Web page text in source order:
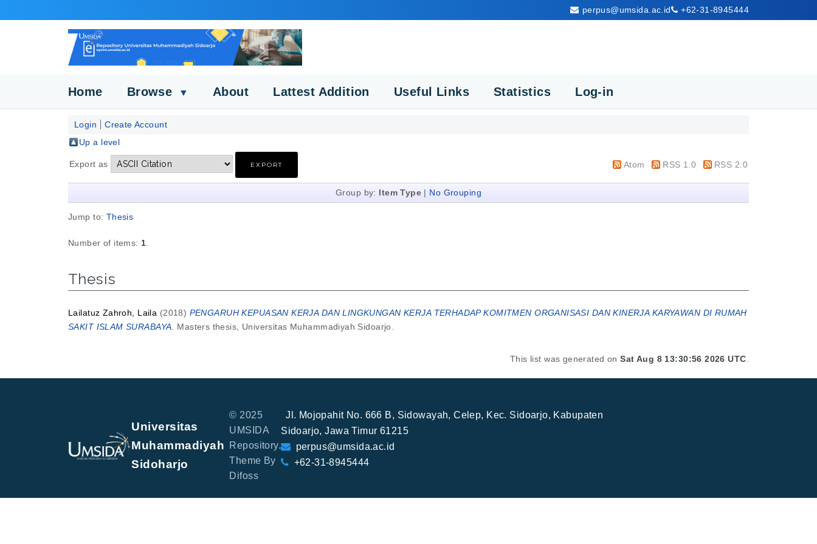
perpus@umsida.ac.id +62-31-8945444
Home Browse ▼ About Lattest Addition Useful Links Statistics Log-in
Login
Create Account
Up a level
Export as Atom RSS 1.0 RSS 2.0
Group by: Item Type | No Grouping
Jump to: Thesis
Number of items: 1
Thesis
Lailatuz Zahroh, Laila (2018) PENGARUH KEPUASAN KERJA DAN LINGKUNGAN KERJA TERHADAP KOMITMEN ORGANISASI DAN KINERJA KARYAWAN DI RUMAH
SAKIT ISLAM SURABAYA.
Masters thesis, Universitas Muhammadiyah Sidoarjo.
This list was generated onSat Aug 8 13:30:56 2026 UTC
Universitas
Muhammadiyah
Sidoharjo
© 2025
UMSIDA
Repository.
Theme By
Difoss
Jl. Mojopahit No. 666 B, Sidowayah, Celep, Kec. Sidoarjo, Kabupaten
Sidoarjo, Jawa Timur 61215
perpus@umsida.ac.id
+62-31-8945444